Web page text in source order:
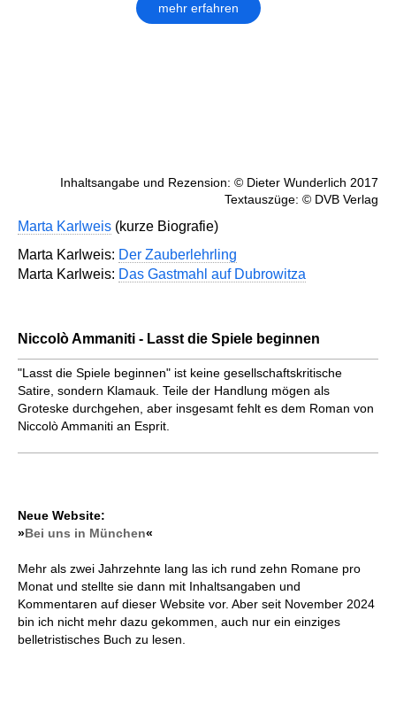
mehr erfahren
Inhaltsangabe und Rezension: © Dieter Wunderlich 2017
Textauszüge: © DVB Verlag
Marta Karlweis (kurze Biografie)
Marta Karlweis: Der Zauberlehrling
Marta Karlweis: Das Gastmahl auf Dubrowitza
Niccolò Ammaniti - Lasst die Spiele beginnen
"Lasst die Spiele beginnen" ist keine gesellschaftskritische
Satire, son­dern Klamauk. Teile der Handlung mögen als
Groteske durchgehen, aber insgesamt fehlt es dem Roman von
Niccolò Ammaniti an Esprit.
Neue Website:
»Bei uns in München«
Mehr als zwei Jahrzehnte lang las ich rund zehn Romane pro
Monat und stellte sie dann mit Inhaltsangaben und
Kommentaren auf dieser Website vor. Aber seit November 2024
bin ich nicht mehr dazu gekommen, auch nur ein einziges
belletristisches Buch zu lesen.